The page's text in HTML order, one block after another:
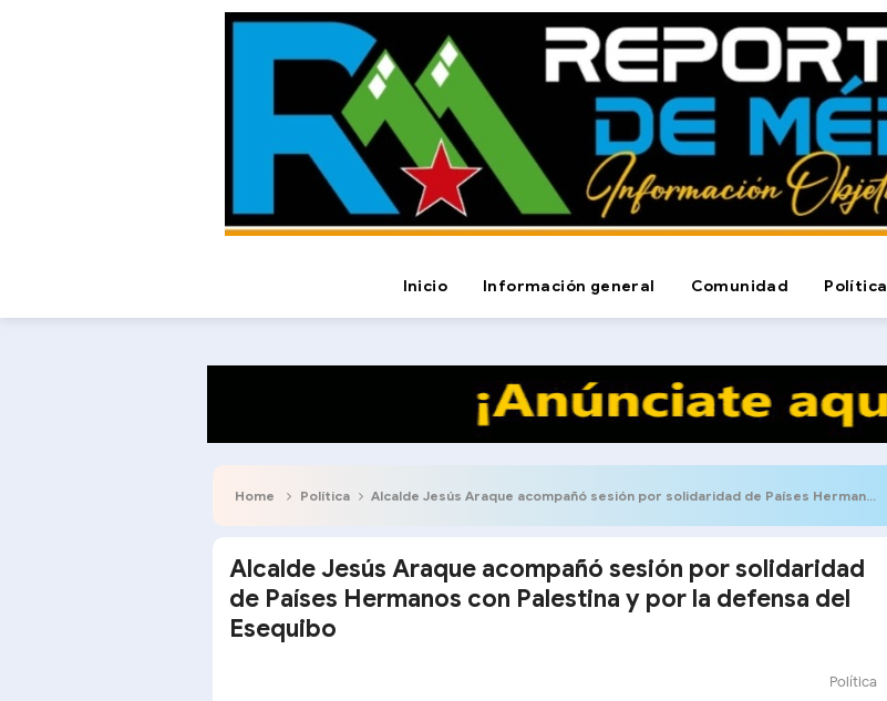
Inicio Información general Comunidad Política
Home Política Alcalde Jesús Araque acompañó sesión por solidaridad de Países Hermanos con Palestina y por la defensa del Esequibo
Alcalde Jesús Araque acompañó sesión por solidaridad
de Países Hermanos con Palestina y por la defensa del
Esequibo
Política